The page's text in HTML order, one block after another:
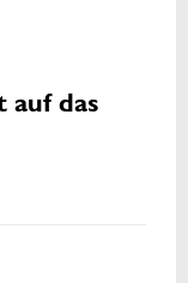
auf das